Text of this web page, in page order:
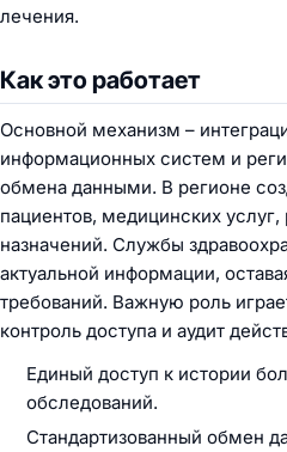
лечения.
Как это работает
Основной механизм –
информационных систем и
обмена данными. В регионе
пациентов, медицинских услуг,
назначений. Службы
актуальной информации,
требований. Важную роль
контроль доступа и аудит
Единый доступ к истории
обследований.
Стандартизованный обмен